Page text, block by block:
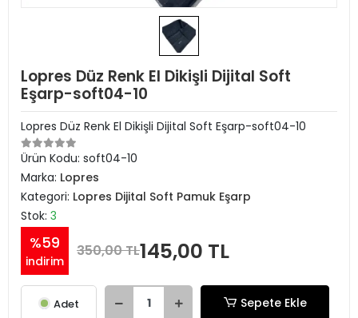
Lopres Düz Renk El Dikişli Dijital Soft
Eşarp-soft04-10
Lopres Düz Renk El Dikişli Dijital Soft Eşarp-soft04-10
Ürün Kodu: soft04-10
Marka: Lopres
Kategori: Lopres Dijital Soft Pamuk Eşarp
Stok: 3
%59
indirim
350,00 TL145,00 TL
Adet Sepete Ekle